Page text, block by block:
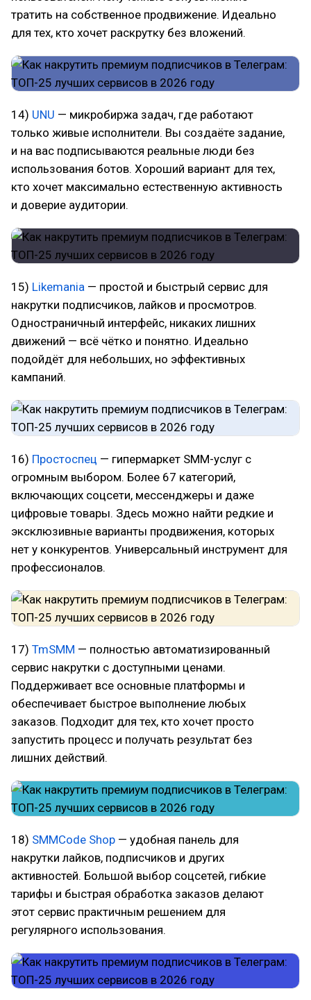
тратить на собственное продвижение. Идеально
для тех, кто хочет раскрутку без вложений.
14) UNU — микробиржа задач, где работают
только живые исполнители. Вы создаёте задание,
и на вас подписываются реальные люди без
использования ботов. Хороший вариант для тех,
кто хочет максимально естественную активность
и доверие аудитории.
15) Likemania — простой и быстрый сервис для
накрутки подписчиков, лайков и просмотров.
Одностраничный интерфейс, никаких лишних
движений — всё чётко и понятно. Идеально
подойдёт для небольших, но эффективных
кампаний.
16) Простоспец — гипермаркет SMM-услуг с
огромным выбором. Более 67 категорий,
включающих соцсети, мессенджеры и даже
цифровые товары. Здесь можно найти редкие и
эксклюзивные варианты продвижения, которых
нет у конкурентов. Универсальный инструмент для
профессионалов.
17) TmSMM — полностью автоматизированный
сервис накрутки с доступными ценами.
Поддерживает все основные платформы и
обеспечивает быстрое выполнение любых
заказов. Подходит для тех, кто хочет просто
запустить процесс и получать результат без
лишних действий.
18) SMMCode Shop — удобная панель для
накрутки лайков, подписчиков и других
активностей. Большой выбор соцсетей, гибкие
тарифы и быстрая обработка заказов делают
этот сервис практичным решением для
регулярного использования.